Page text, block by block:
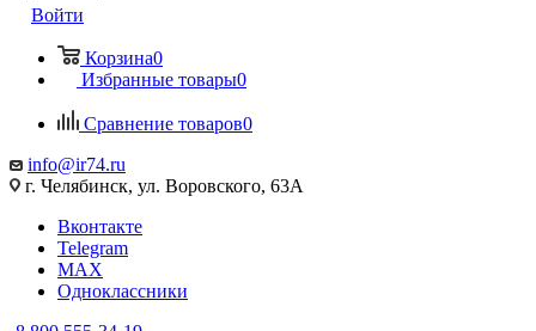
Войти
Корзина0
Избранные товары0
Сравнение товаров0
info@ir74.ru
г. Челябинск, ул. Воровского, 63А
Вконтакте
Telegram
MAX
Одноклассники